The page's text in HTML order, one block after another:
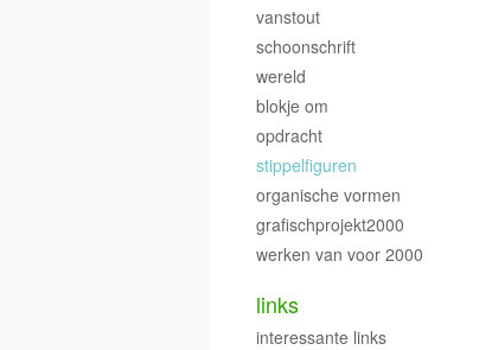
vanstout
schoonschrift
wereld
blokje om
opdracht
stippelfiguren
organische vormen
grafischprojekt2000
werken van voor 2000
links
interessante links